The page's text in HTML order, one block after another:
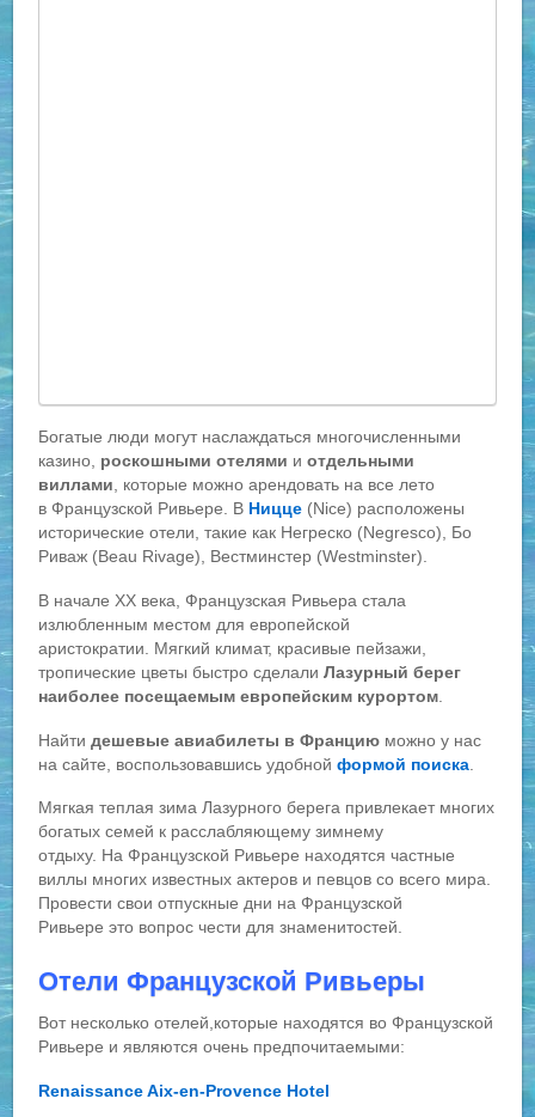
Богатые люди могут наслаждаться многочисленными
казино, роскошными отелями иотдельными
виллами, которые можно арендовать на все лето
в Французской Ривьере. В Ницце (Nice) расположены
исторические отели, такие как Негреско (Negresco), Бо
Риваж (Beau Rivage), Вестминстер (Westminster).
В начале ХХ века, Французская Ривьера стала
излюбленным местом для европейской
аристократии. Мягкий климат, красивые пейзажи,
тропические цветы быстро сделалиЛазурный берег
наиболее посещаемым европейским курортом
Найтидешевые авиабилеты в Францию можно у нас
на сайте, воспользовавшись удобнойформой поиска
Мягкая теплая зима Лазурного берега привлекает многих
богатых семей к расслабляющему зимнему
отдыху. На Французской Ривьере находятся частные
виллы многих известных актеров и певцов со всего мира.
Провести свои отпускные дни на Французской
Ривьере это вопрос чести для знаменитостей.
Отели Французской Ривьеры
Вот несколько отелей,которые находятся во Французской
Ривьере и являются очень предпочитаемыми:
Renaissance Aix-en-Provence Hotel